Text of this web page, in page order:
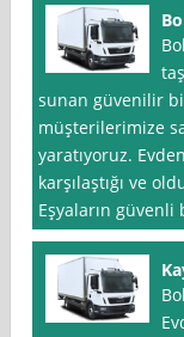
sunan güvenilir
müşterilerimize
yaratıyoruz.
karşılaştığı ve
Eşyaların güvenli